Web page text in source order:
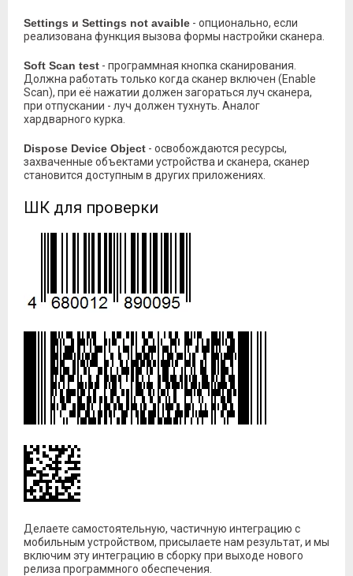
Settings и Settings not avaible - опционально, если
реализована функция вызова формы настройки сканера.
Soft Scan test - программная кнопка сканирования.
Должна работать только когда сканер включен (Enable
Scan), при её нажатии должен загораться луч сканера,
при отпускании - луч должен тухнуть. Аналог
хардварного курка.
Dispose Device Object - освобождаются ресурсы,
захваченные объектами устройства и сканера, сканер
становится доступным в других приложениях.
ШК для проверки
Делаете самостоятельную, частичную интеграцию с
мобильным устройством, присылаете нам результат, и мы
включим эту интеграцию в сборку при выходе нового
релиза программного обеспечения.